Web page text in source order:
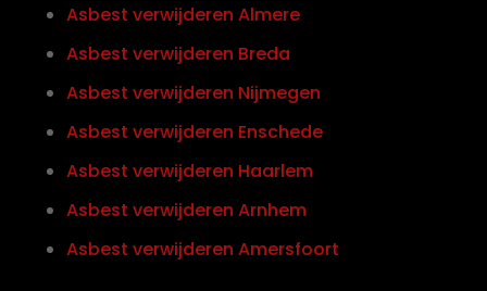
Asbest verwijderen Almere
Asbest verwijderen Breda
Asbest verwijderen Nijmegen
Asbest verwijderen Enschede
Asbest verwijderen Haarlem
Asbest verwijderen Arnhem
Asbest verwijderen Amersfoort